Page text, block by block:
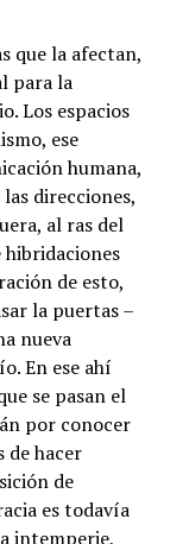
que la afectan,
para la
Los espacios
ese
humana,
direcciones,
al ras del
de esto,
la puertas –
nueva
En ese ahí
se pasan el
por conocer
de hacer
de
es todavía
intemperie,